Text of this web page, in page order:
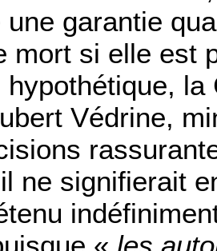
une garantie
mort si elle est
Védrine,
ne signifierait
« les